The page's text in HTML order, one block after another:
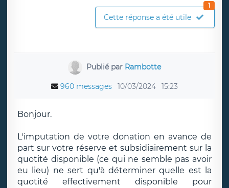
Cette réponse a été utile
1
Publié par Rambotte
960 messages 10/03/2024 15:23
Bonjour.
L'imputation de votre donation en avance de
part sur votre réserve et subsidiairement sur la
quotité disponible (ce qui ne semble pas avoir
eu lieu) ne sert qu'à déterminer quelle est la
quotité effectivement disponible pour